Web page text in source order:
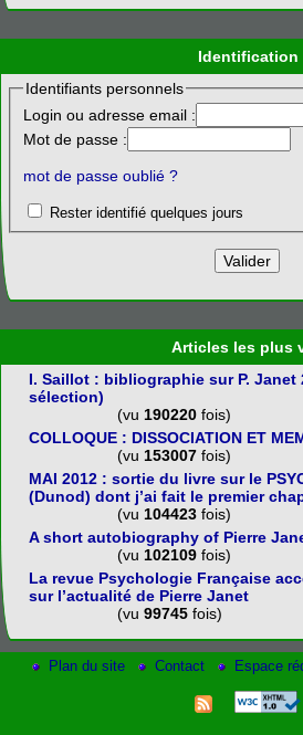
Identification
Identifiants personnels
Login ou adresse email :
Mot de passe :
mot de passe oublié ?
Rester identifié quelques jours
Articles les plus
I. Saillot : bibliographie sur P. Janet
sélection)
(vu 190220 fois)
COLLOQUE : DISSOCIATION ET
(vu 153007 fois)
MAI 2012 : sortie du livre sur le
(Dunod) dont j’ai fait le premier
(vu 104423 fois)
A short autobiography of Pierre
(vu 102109 fois)
La revue Psychologie Française
sur l’actualité de Pierre Janet
(vu 99745 fois)
Plan du site Contact Espace